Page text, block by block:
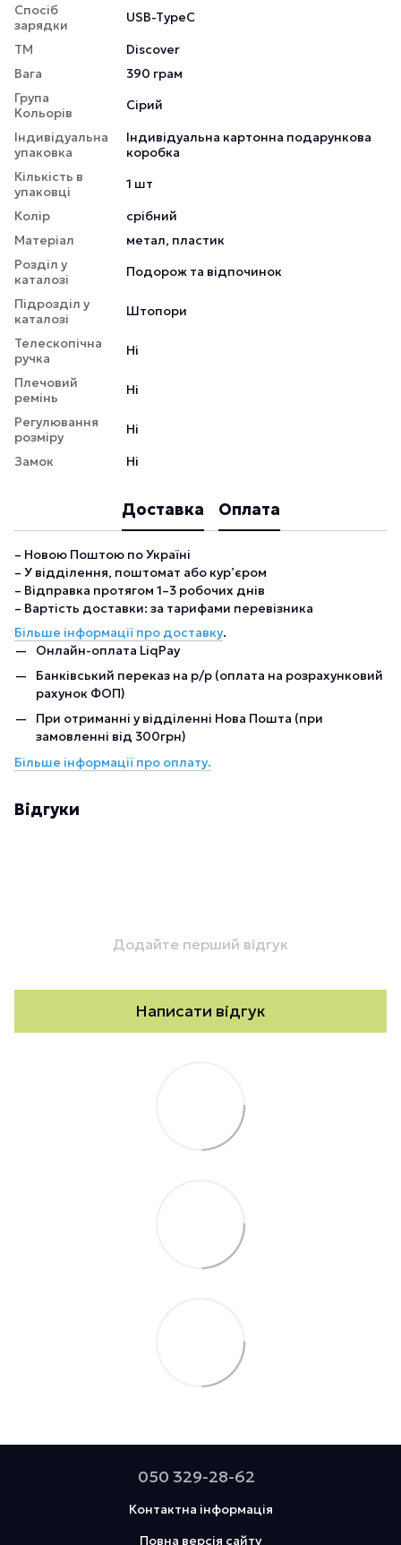
Спосіб
зарядки
USB-TypeC
ТМ
Discover
Вага
390 грам
Група
Кольорів
Сірий
Індивідуальна
упаковка
Індивідуальна картонна подарункова
коробка
Кількість в
упаковці
1 шт
Колір
срібний
Матеріал
метал, пластик
Розділ у
каталозі
Подорож та відпочинок
Підрозділ у
каталозі
Штопори
Телескопічна
ручка
Ні
Плечовий
ремінь
Ні
Регулювання
розміру
Ні
Замок
Ні
Доставка Оплата
– Новою Поштою по Україні
– У відділення, поштомат або кур’єром
– Відправка протягом 1–3 робочих днів
– Вартість доставки: за тарифами перевізника
Більше інформації про доставку.
Онлайн-оплата LiqPay
Банківський переказ на р/р (оплата на розрахунковий
рахунок ФОП)
При отриманні у відділенні Нова Пошта (при
замовленні від 300грн)
Більше інформації про оплату.
Відгуки
Додайте перший відгук
Написати відгук
050 329-28-62
Контактна інформація
Повна версія сайту